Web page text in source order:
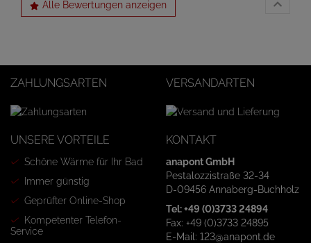
Alle Bewertungen anzeigen
ZAHLUNGSARTEN VERSANDARTEN
UNSERE VORTEILE
Schöne Wärme für Ihr Bad
Immer günstig
Geprüfter Online-Shop
Kompetenter Telefon-
Service
KONTAKT
anapont GmbH
Pestalozzistraße 32-34
D-09456 Annaberg-Buchholz
Tel: +49 (0)3733 24894
Fax: +49 (0)3733 24895
E-Mail: 123@anapont.de